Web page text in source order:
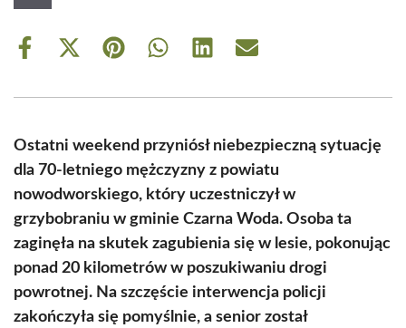
Share
Share
(Twitter)
Share Share Share Share
Ostatni weekend przyniósł niebezpieczną sytuację
dla 70-letniego mężczyzny z powiatu
nowodworskiego, który uczestniczył w
grzybobraniu w gminie Czarna Woda. Osoba ta
zaginęła na skutek zagubienia się w lesie, pokonując
ponad 20 kilometrów w poszukiwaniu drogi
powrotnej. Na szczęście interwencja policji
zakończyła się pomyślnie, a senior został